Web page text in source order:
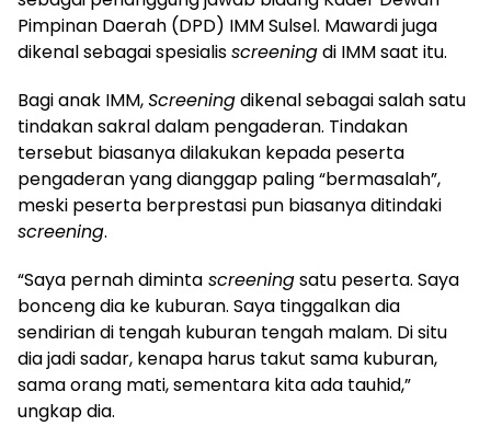
Pimpinan Daerah (DPD) IMM Sulsel. Mawardi juga
dikenal sebagai spesialisscreeningdi IMM saat itu.
Bagi anak IMM,Screeningdikenal sebagai salah satu
tindakan sakral dalam pengaderan. Tindakan
tersebut biasanya dilakukan kepada peserta
pengaderan yang dianggap paling “bermasalah”,
meski peserta berprestasi pun biasanya ditindaki
screening.
“Saya pernah diminta screeningsatu peserta. Saya
bonceng dia ke kuburan. Saya tinggalkan dia
sendirian di tengah kuburan tengah malam. Di situ
dia jadi sadar, kenapa harus takut sama kuburan,
sama orang mati, sementara kita ada tauhid,”
ungkap dia.